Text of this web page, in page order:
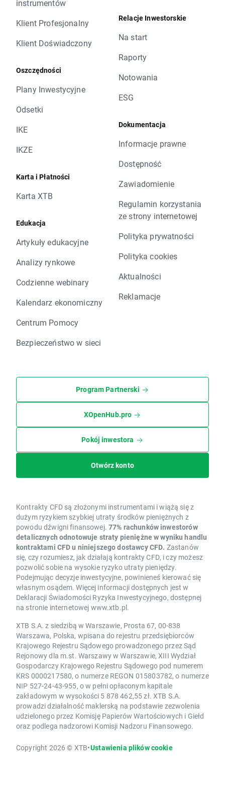
instrumentów
Klient Profesjonalny
Klient Doświadczony
Oszczędności
Plany Inwestycyjne
Odsetki
IKE
IKZE
Karta i Płatności
Karta XTB
Edukacja
Artykuły edukacyjne
Analizy rynkowe
Codzienne webinary
Kalendarz ekonomiczny
Centrum Pomocy
Bezpieczeństwo w sieci
Relacje Inwestorskie
Na start
Raporty
Notowania
ESG
Dokumentacja
Informacje prawne
Dostępność
Zawiadomienie
Regulamin korzystania
ze strony internetowej
Polityka prywatności
Polityka cookies
Aktualności
Reklamacje
Program Partnerski
XOpenHub.pro
Pokój inwestora
Otwórz konto
Kontrakty CFD są złożonymi instrumentami i wiążą się z
dużym ryzykiem szybkiej utraty środków pieniężnych z
powodu dźwigni finansowej. 77% rachunków inwestorów
detalicznych odnotowuje straty pieniężne w wyniku handlu
kontraktami CFD u niniejszego dostawcy CFD. Zastanów
się, czy rozumiesz, jak działają kontrakty CFD, i czy możesz
pozwolić sobie na wysokie ryzyko utraty pieniędzy.
Podejmując decyzje inwestycyjne, powinieneś kierować się
własnym osądem. Więcej informacji dostępnych jest w
Deklaracji Świadomości Ryzyka Inwestycyjnego, dostępnej
na stronie internetowej www.xtb.pl.
XTB S.A. z siedzibą w Warszawie, Prosta 67, 00-838
Warszawa, Polska, wpisana do rejestru przedsiębiorców
Krajowego Rejestru Sądowego prowadzonego przez Sąd
Rejonowy dla m.st. Warszawy w Warszawie, XIII Wydział
Gospodarczy Krajowego Rejestru Sądowego pod numerem
KRS 0000217580, o numerze REGON 015803782, o numerze
NIP 527-24-43-955, o w pełni opłaconym kapitale
zakładowym w wysokości 5 878 462,55 zł. XTB S.A.
prowadzi działalność maklerską na podstawie zezwolenia
udzielonego przez Komisję Papierów Wartościowych i Giełd
oraz podlega nadzorowi Komisji Nadzoru Finansowego.
Copyright 2026 © XTB•Ustawienia plików cookie